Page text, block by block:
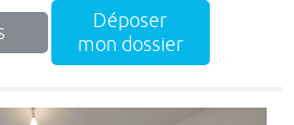
Déposer
mon dossier